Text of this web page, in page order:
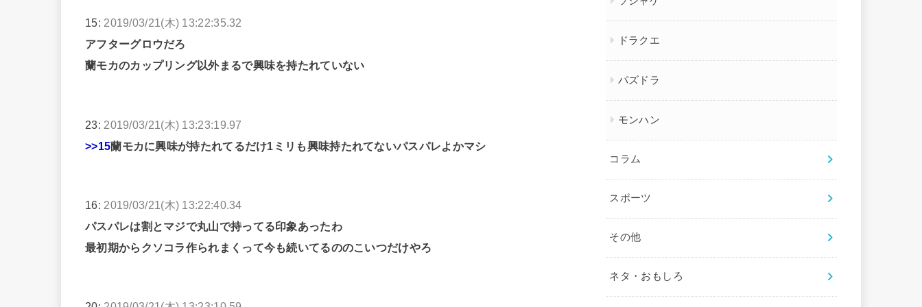
15: 2019/03/21(木) 13:22:35.32
アフターグロウだろ
蘭モカのカップリング以外まるで興味を持たれていない
23: 2019/03/21(木) 13:23:19.97
>>15蘭モカに興味が持たれてるだけ1ミリも興味持たれてないパスパレよかマシ
16: 2019/03/21(木) 13:22:40.34
パスパレは割とマジで丸山で持ってる印象あったわ
最初期からクソコラ作られまくって今も続いてるののこいつだけやろ
ドラクエ
パズドラ
モンハン
コラム
スポーツ
その他
ネタ・おもしろ